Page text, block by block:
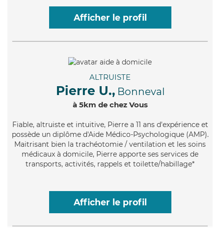
Afficher le profil
ALTRUISTE
Pierre U., Bonneval
à 5km de chez Vous
Fiable, altruiste et intuitive, Pierre a 11 ans d'expérience et
possède un diplôme d'Aide Médico-Psychologique (AMP).
Maitrisant bien la trachéotomie / ventilation et les soins
médicaux à domicile, Pierre apporte ses services de
transports, activités, rappels et toilette/habillage*
Afficher le profil